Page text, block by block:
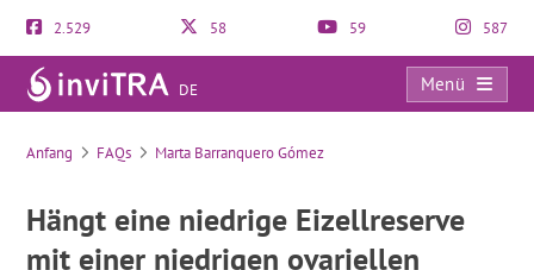
2.529 58 59 587
DE
Menü
FAQs
Anfang FAQs Marta Barranquero Gómez
Hängt eine niedrige Eizellreserve
mit einer niedrigen ovariellen